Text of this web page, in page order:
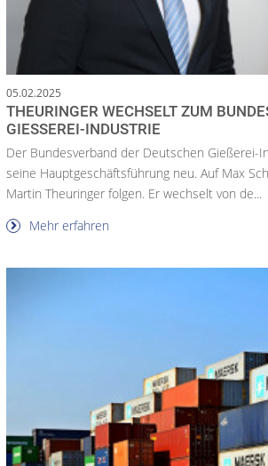
05.02.2025
THEURINGER WECHSELT ZUM
GIESSEREI-INDUSTRIE
Der Bundesverband der Deutschen Gießerei-
seine Hauptgeschäftsführung neu. Auf Max
Martin Theuringer folgen. Er wechselt von de...
Mehr erfahren